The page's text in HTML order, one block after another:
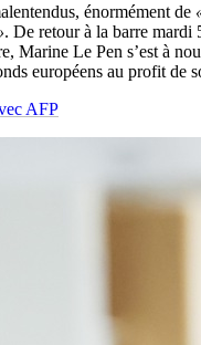
énormément de
. De retour à la barre mardi
Marine Le Pen s’est à
européens au profit de
AFP